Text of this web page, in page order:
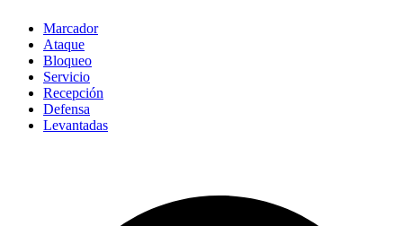
Marcador
Ataque
Bloqueo
Servicio
Recepción
Defensa
Levantadas